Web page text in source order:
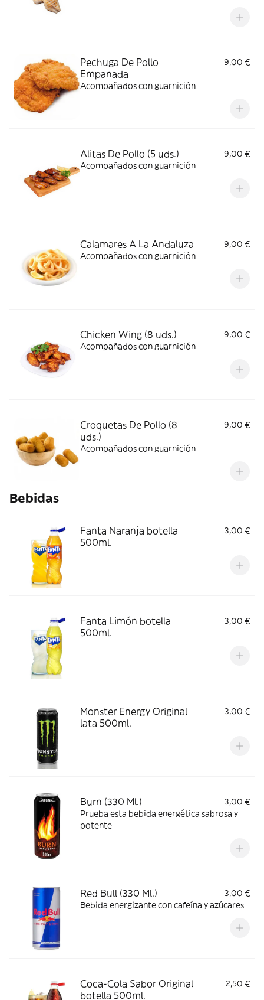
Pechuga De Pollo
Empanada
9,00 €
Acompañados con guarnición
Alitas De Pollo (5 uds.)
9,00 €
Acompañados con guarnición
Calamares A La Andaluza
9,00 €
Acompañados con guarnición
Chicken Wing (8 uds.)
9,00 €
Acompañados con guarnición
Croquetas De Pollo (8
uds.)
9,00 €
Acompañados con guarnición
Bebidas
Fanta Naranja botella
500ml.
3,00 €
Fanta Limón botella
500ml.
3,00 €
Monster Energy Original
lata 500ml.
3,00 €
Burn (330 Ml.)
3,00 €
Prueba esta bebida energética sabrosa y
potente
Red Bull (330 Ml.)
3,00 €
Bebida energizante con cafeína y azúcares
Coca-Cola Sabor Original
botella 500ml.
2,50 €